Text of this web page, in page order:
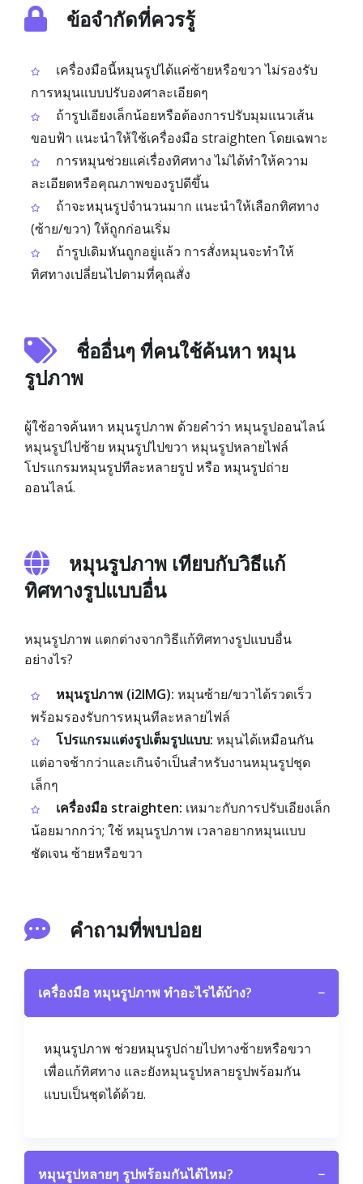
ข้อจำกัดที่ควรรู้
เครื่องมือนี้หมุนรูปได้แค่ซ้ายหรือขวา ไม่รองรับ
การหมุนแบบปรับองศาละเอียดๆ
ถ้ารูปเอียงเล็กน้อยหรือต้องการปรับมุมแนวเส้น
ขอบฟ้า แนะนำให้ใช้เครื่องมือ straighten โดยเฉพาะ
การหมุนช่วยแค่เรื่องทิศทาง ไม่ได้ทำให้ความ
ละเอียดหรือคุณภาพของรูปดีขึ้น
ถ้าจะหมุนรูปจำนวนมาก แนะนำให้เลือกทิศทาง
(ซ้าย/ขวา) ให้ถูกก่อนเริ่ม
ถ้ารูปเดิมหันถูกอยู่แล้ว การสั่งหมุนจะทำให้
ทิศทางเปลี่ยนไปตามที่คุณสั่ง
ชื่ออื่นๆ ที่คนใช้ค้นหา หมุน
รูปภาพ
ผู้ใช้อาจค้นหา หมุนรูปภาพ ด้วยคำว่า หมุนรูปออนไลน์
หมุนรูปไปซ้าย หมุนรูปไปขวา หมุนรูปหลายไฟล์
โปรแกรมหมุนรูปทีละหลายรูป หรือ หมุนรูปถ่าย
ออนไลน์.
หมุนรูปภาพ เทียบกับวิธีแก้
ทิศทางรูปแบบอื่น
หมุนรูปภาพ แตกต่างจากวิธีแก้ทิศทางรูปแบบอื่น
อย่างไร?
หมุนรูปภาพ (i2IMG): หมุนซ้าย/ขวาได้รวดเร็ว
พร้อมรองรับการหมุนทีละหลายไฟล์
โปรแกรมแต่งรูปเต็มรูปแบบ: หมุนได้เหมือนกัน
แต่อาจช้ากว่าและเกินจำเป็นสำหรับงานหมุนรูปชุด
เล็กๆ
เครื่องมือ straighten: เหมาะกับการปรับเอียงเล็ก
น้อยมากกว่า; ใช้ หมุนรูปภาพ เวลาอยากหมุนแบบ
ชัดเจน ซ้ายหรือขวา
คำถามที่พบบ่อย
เครื่องมือ หมุนรูปภาพ ทำอะไรได้บ้าง? −
หมุนรูปภาพ ช่วยหมุนรูปถ่ายไปทางซ้ายหรือขวา
เพื่อแก้ทิศทาง และยังหมุนรูปหลายรูปพร้อมกัน
แบบเป็นชุดได้ด้วย.
หมุนรูปหลายๆ รูปพร้อมกันได้ไหม? −